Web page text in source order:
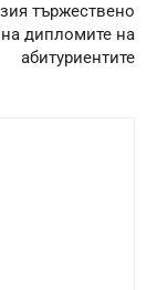
тържествено
дипломите на
абитуриентите